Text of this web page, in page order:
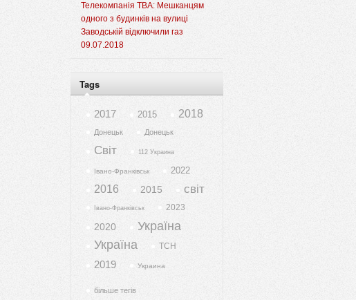
Телекомпанія ТВА: Мешканцям
одного з будинків на вулиці
Заводській відключили газ
09.07.2018
Tags
2017 2015 2018
Донецьк Донецьк
Світ 112 Украина
Івано-Франківськ 2022
2016 2015 світ
Івано-Франківськ 2023
2020
Україна
Україна
ТСН
2019 Украина
більше тегів